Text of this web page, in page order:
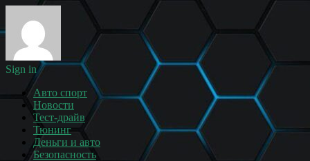
Sign in
Авто спорт
Новости
Тест-драйв
Тюнинг
Деньги и авто
Безопасность